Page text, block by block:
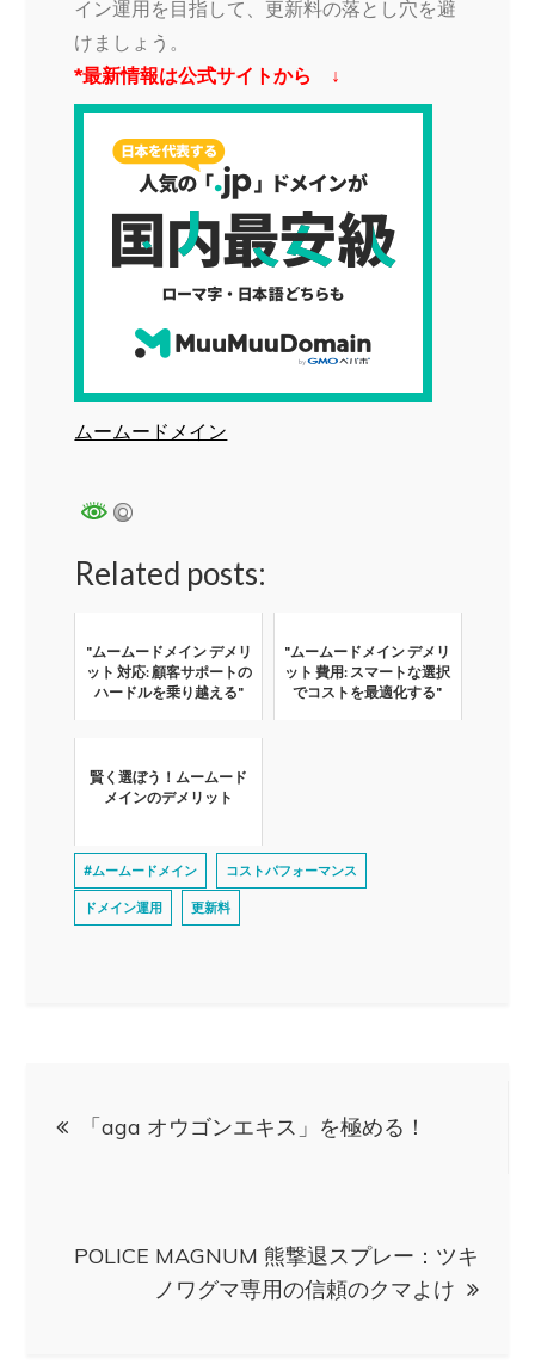
イン運用を目指して、更新料の落とし穴を避
けましょう。
*最新情報は公式サイトから ↓
ムームードメイン
Related posts:
"ムームードメイン デメリ
ット 対応: 顧客サポートの
ハードルを乗り越える"
"ムームードメイン デメリ
ット 費用: スマートな選択
でコストを最適化する"
賢く選ぼう！ムームード
メインのデメリット
#ムームードメイン コストパフォーマンス
ドメイン運用 更新料
「aga オウゴンエキス」を極める！
POLICE MAGNUM 熊撃退スプレー：ツキ
ノワグマ専用の信頼のクマよけ